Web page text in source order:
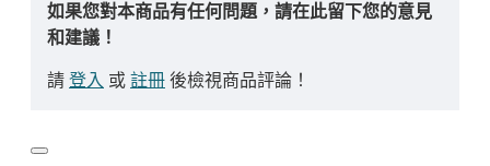
如果您對本商品有任何問題，請在此留下您的意見
和建議！
請登入 或註冊後檢視商品評論！